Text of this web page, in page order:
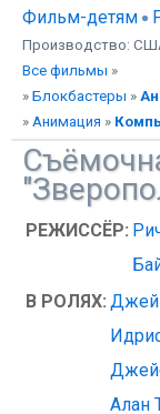
Фильм-детям
Производство:
Все фильмы »
» Блокбастеры »
» Анимация »
РЕЖИССЁР:
В РОЛЯХ: Джей
Алан